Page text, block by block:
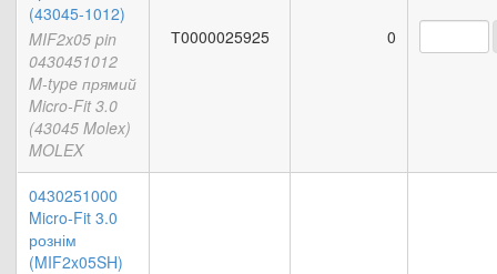
(43045-1012)
MIF2x05 pin
0430451012
M-type прямий
Micro-Fit 3.0
(43045 Molex)
MOLEX
Т0000025925 0
0430251000
Micro-Fit 3.0
рознім
(MIF2x05SH)